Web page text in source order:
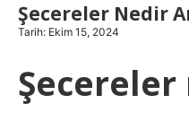
Hakkımızda
Şecereler Nedir
Tarih: Ekim 15, 2024